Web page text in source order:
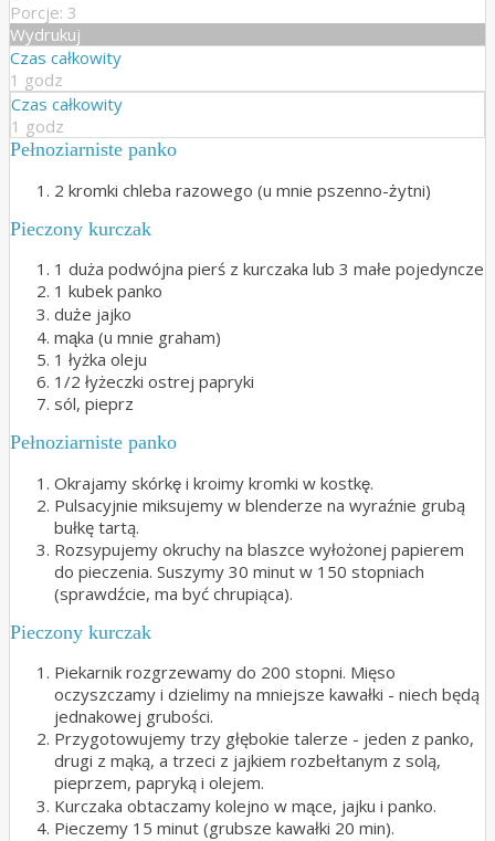
Porcje: 3
Wydrukuj
Czas całkowity
1 godz
Czas całkowity
1 godz
Pełnoziarniste panko
2 kromki chleba razowego (u mnie pszenno-żytni)
Pieczony kurczak
1 duża podwójna pierś z kurczaka lub 3 małe pojedyncze
1 kubek panko
duże jajko
mąka (u mnie graham)
1 łyżka oleju
1/2 łyżeczki ostrej papryki
sól, pieprz
Pełnoziarniste panko
Okrajamy skórkę i kroimy kromki w kostkę.
Pulsacyjnie miksujemy w blenderze na wyraźnie grubą
bułkę tartą.
Rozsypujemy okruchy na blaszce wyłożonej papierem
do pieczenia. Suszymy 30 minut w 150 stopniach
(sprawdźcie, ma być chrupiąca).
Pieczony kurczak
Piekarnik rozgrzewamy do 200 stopni. Mięso
oczyszczamy i dzielimy na mniejsze kawałki - niech będą
jednakowej grubości.
Przygotowujemy trzy głębokie talerze - jeden z panko,
drugi z mąką, a trzeci z jajkiem rozbełtanym z solą,
pieprzem, papryką i olejem.
Kurczaka obtaczamy kolejno w mące, jajku i panko.
Pieczemy 15 minut (grubsze kawałki 20 min).